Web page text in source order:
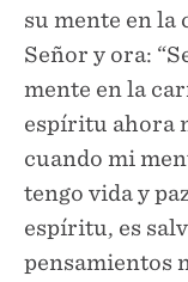
su mente en la
Señor y ora:
mente en la
espíritu ahora
cuando mi
tengo vida y
espíritu, es
pensamientos